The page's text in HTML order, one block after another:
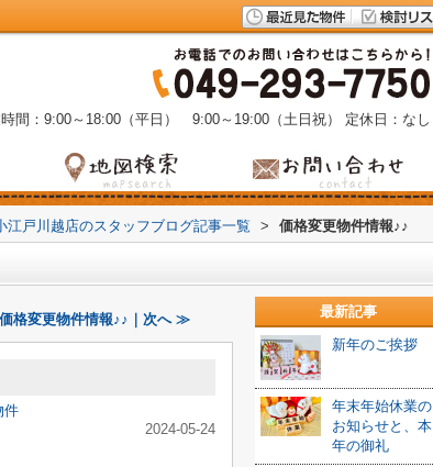
間：9:00～18:00（平日） 9:00～19:00（土日祝） 定休日：なし
江戸川越店のスタッフブログ記事一覧 > 価格変更物件情報♪♪
価格変更物件情報♪♪｜次へ ≫
件
2024-05-24
最新記事
新年のご挨拶
年末年始休業の
お知らせと、本
年の御礼